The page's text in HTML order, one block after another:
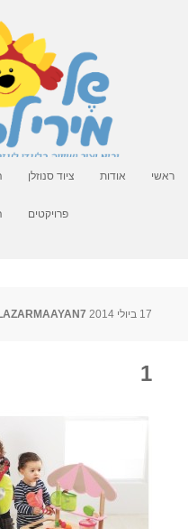
ראשי אודות ציוד סנוזלן
פרויקטים
17 ביולי 2014
1